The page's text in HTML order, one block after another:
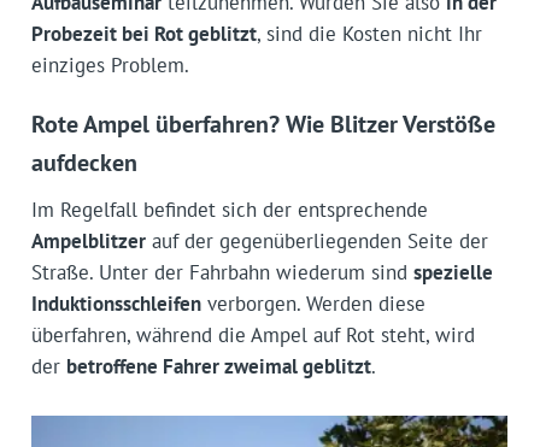
Probezeit bei Rot geblitzt, sind die Kosten nicht Ihr
einziges Problem.
Rote Ampel überfahren? Wie Blitzer Verstöße
aufdecken
Im Regelfall befindet sich der entsprechende
Ampelblitzerauf der gegenüberliegenden Seite der
Straße. Unter der Fahrbahn wiederum sind spezielle
Induktionsschleifenverborgen. Werden diese
überfahren, während die Ampel auf Rot steht, wird
der betroffene Fahrer zweimal geblitzt.